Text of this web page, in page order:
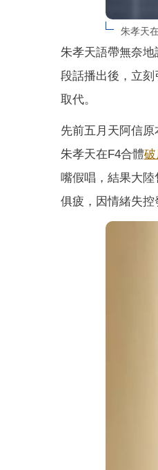
朱孝天
朱孝天語帶無奈
段話播出後，立
取代。
先前五月天阿信
朱孝天在F4合體破
嘴假唱，結果大
俱疲，因情緒失控